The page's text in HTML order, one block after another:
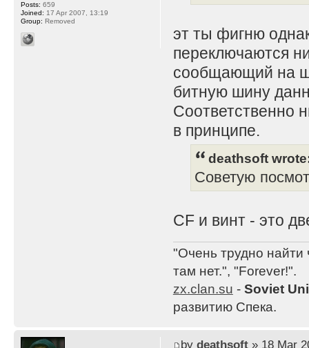
эт ты фигню
переключаются
сообщающий на
битную шину
Соответственно
в принципе.
deathsoft
Советую
CF и винт - это
"Очень трудно найти
там нет.", "Forever!".
zx.clan.su - Soviet
развитию Спека.
Posts: 659
Joined: 17 Apr 2007, 13:19
Group: Removed
by deathsoft» 18 Mar